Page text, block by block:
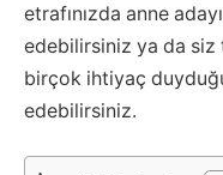
etrafınızda anne
edebilirsiniz ya da siz
birçok ihtiyaç
edebilirsiniz.